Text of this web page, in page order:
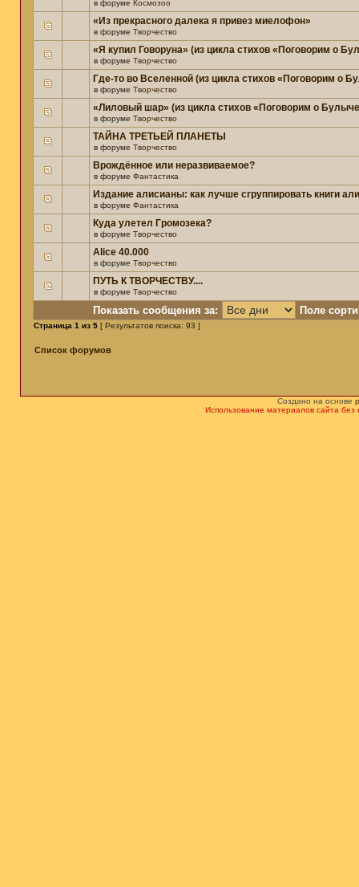
в форуме Космозоо
«Из прекрасного далека я привез миелофон»
в форуме Творчество
«Я купил Говоруна» (из цикла стихов «Поговорим о
в форуме Творчество
Где-то во Вселенной (из цикла стихов «Поговорим о
в форуме Творчество
«Лиловый шар» (из цикла стихов «Поговорим о
в форуме Творчество
ТАЙНА ТРЕТЬЕЙ ПЛАНЕТЫ
в форуме Творчество
Врождённое или неразвиваемое?
в форуме Фантастика
Издание алисианы: как лучше сгруппировать книги
в форуме Фантастика
Куда улетел Громозека?
в форуме Творчество
Alice 40.000
в форуме Творчество
ПУТЬ К ТВОРЧЕСТВУ....
в форуме Творчество
Показать сообщения за: Поле
Страница 1 из 5 [ Результатов поиска: 93 ]
Список форумов
Создано на основе
Использование материалов сайта